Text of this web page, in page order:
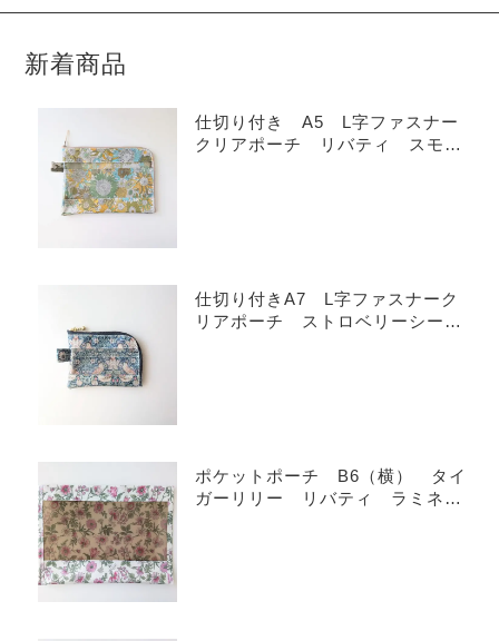
新着商品
仕切り付き A5 L字ファスナー
クリアポーチ リバティ スモー
仕切り付きA7 L字ファスナーク
リアポーチ ストロベリーシー
ポケットポーチ B6（横） タイ
ガーリリー リバティ ラミネー